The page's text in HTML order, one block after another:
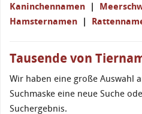
Kaninchennamen |
Hamsternamen |
Tausende von
Wir haben eine große Auswahl
Suchmaske eine neue Suche
Suchergebnis.